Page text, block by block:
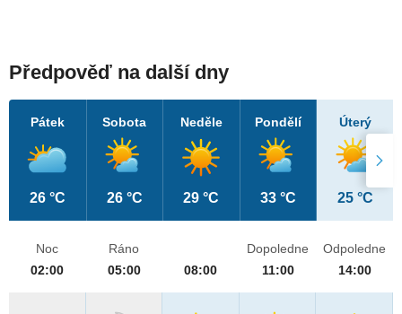
Předpověď na další dny
Pátek
26 °C
Sobota
26 °C
Neděle
29 °C
Pondělí
33 °C
Úterý
25 °C
Noc
02:00
Ráno
05:00
08:00
Dopoledne
11:00
Odpoledne
14:00